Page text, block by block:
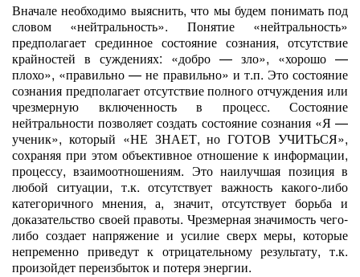
Вначале необходимо выяснить, что мы будем понимать под
словом «нейтральность». Понятие «нейтральность»
предполагает срединное состояние сознания, отсутствие
крайностей в суждениях: «добро — зло», «хорошо —
плохо», «правильно — не правильно» и т.п. Это состояние
сознания предполагает отсутствие полного отчуждения или
чрезмерную включенность в процесс. Состояние
нейтральности позволяет создать состояние сознания «Я —
ученик», который «НЕ ЗНАЕТ, но ГОТОВ УЧИТЬСЯ»,
сохраняя при этом объективное отношение к информации,
процессу, взаимоотношениям. Это наилучшая позиция в
любой ситуации, т.к. отсутствует важность какого-либо
категоричного мнения, а, значит, отсутствует борьба и
доказательство своей правоты. Чрезмерная значимость чего-
либо создает напряжение и усилие сверх меры, которые
непременно приведут к отрицательному результату, т.к.
произойдет переизбыток и потеря энергии.